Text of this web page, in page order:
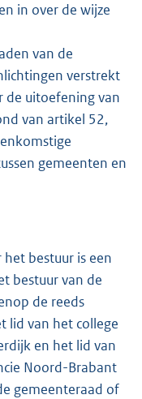
in over de wijze
van de
verstrekt
de uitoefening van
van artikel 52,
gemeenten en
bestuur is een
bestuur van de
de reeds
lid van het college
en het lid van
Noord-Brabant
gemeenteraad of